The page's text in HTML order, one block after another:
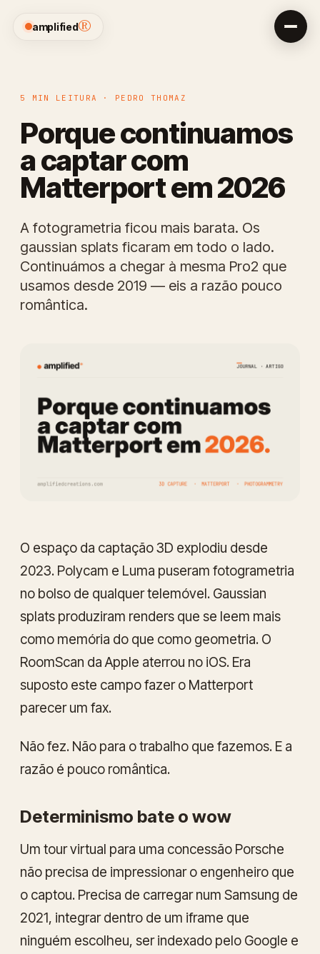
amplified®
5 MIN LEITURA · PEDRO THOMAZ
Porque continuamos
a captar com
Matterport em 2026
A fotogrametria ficou mais barata. Os
gaussian splats ficaram em todo o lado.
Continuámos a chegar à mesma Pro2 que
usamos desde 2019 — eis a razão pouco
romântica.
O espaço da captação 3D explodiu desde
2023. Polycam e Luma puseram fotogrametria
no bolso de qualquer telemóvel. Gaussian
splats produziram renders que se leem mais
como memória do que como geometria. O
RoomScan da Apple aterrou no iOS. Era
suposto este campo fazer o Matterport
parecer um fax.
Não fez. Não para o trabalho que fazemos. E a
razão é pouco romântica.
Determinismo bate o wow
Um tour virtual para uma concessão Porsche
não precisa de impressionar o engenheiro que
o captou. Precisa de carregar num Samsung de
2021, integrar dentro de um iframe que
ninguém escolheu, ser indexado pelo Google e